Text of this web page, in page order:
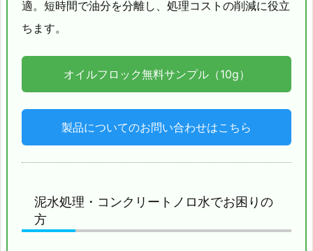
適。短時間で油分を分離し、処理コストの削減に役立
ちます。
オイルフロック無料サンプル（10g）
製品についてのお問い合わせはこちら
泥水処理・コンクリートノロ水でお困りの
方